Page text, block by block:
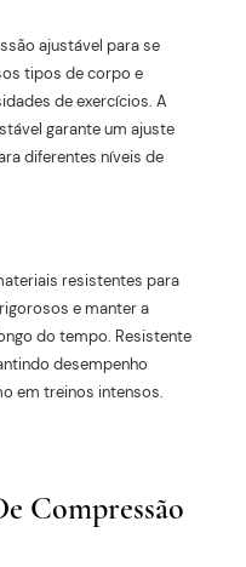
ajustável para se
tipos de corpo e
de exercícios. A
garante um ajuste
diferentes níveis de
resistentes para
e manter a
do tempo. Resistente
desempenho
em treinos intensos.
Compressão